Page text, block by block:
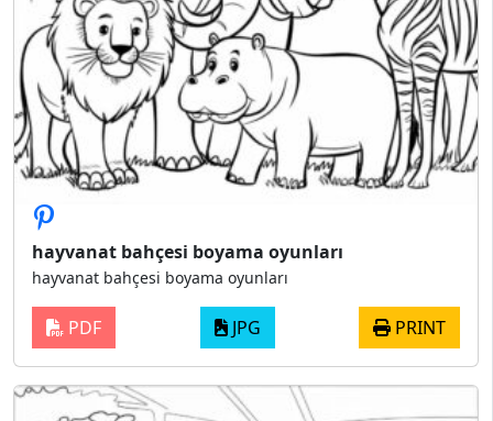
hayvanat bahçesi boyama oyunları
hayvanat bahçesi boyama oyunları
PDF JPG PRINT